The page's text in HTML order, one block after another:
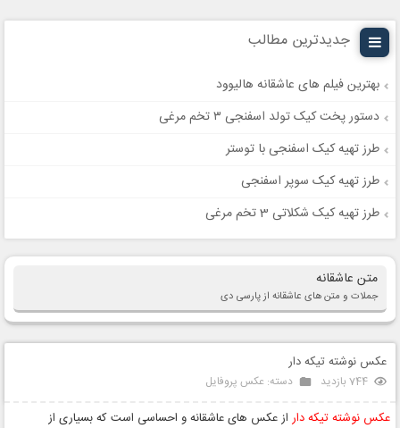
جدیدترین مطالب
بهترین فیلم های عاشقانه هالیوود
دستور پخت کیک تولد اسفنجی ۳ تخم مرغی
طرز تهیه کیک اسفنجی با توستر
طرز تهیه کیک سوپر اسفنجی
طرز تهیه کیک شکلاتی 3 تخم مرغی
متن عاشقانه
جملات و متن های عاشقانه از پارسی دی
عکس نوشته تیکه دار
744 بازدید دسته: عکس پروفایل
عکس نوشته تیکه دار از عکس های عاشقانه و احساسی است که بسیاری از